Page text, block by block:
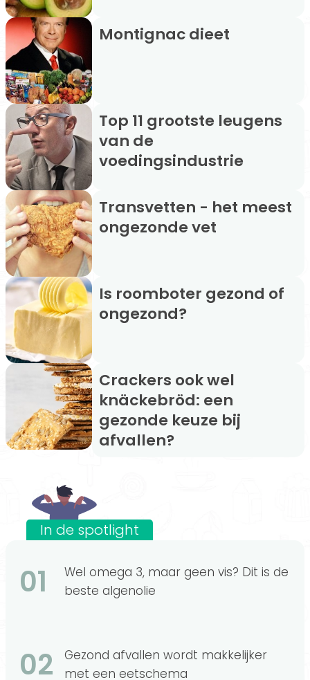
Montignac dieet
Top 11 grootste leugens
van de
voedingsindustrie
Transvetten - het meest
ongezonde vet
Is roomboter gezond of
ongezond?
Crackers ook wel
knäckebröd: een
gezonde keuze bij
afvallen?
In de spotlight
01
Wel omega 3, maar geen vis? Dit is de
beste algenolie
02
Gezond afvallen wordt makkelijker
met een eetschema